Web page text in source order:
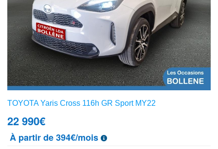
TOYOTA Yaris Cross 116h GR Sport MY22
22 990€
À partir de 394€/mois